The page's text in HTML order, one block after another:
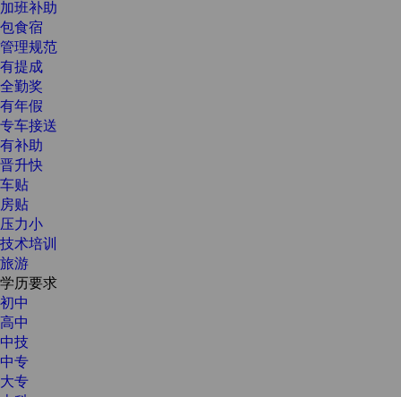
加班补助
包食宿
管理规范
有提成
全勤奖
有年假
专车接送
有补助
晋升快
车贴
房贴
压力小
技术培训
旅游
学历要求
初中
高中
中技
中专
大专